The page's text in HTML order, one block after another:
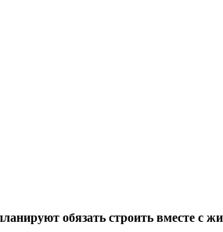
обязать строить вместе с